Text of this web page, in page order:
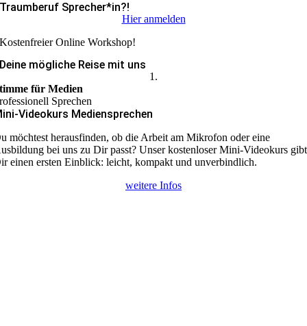
Traumberuf Sprecher*in?!
Hier anmelden
Kostenfreier Online Workshop!
Deine mögliche Reise mit uns
1.
für Medien
Sprechen
Videokurs Mediensprechen
möchtest herausfinden, ob die Arbeit am Mikrofon oder eine
bei uns zu Dir passt? Unser kostenloser Mini-Videokurs gibt
einen ersten Einblick: leicht, kompakt und unverbindlich.
weitere Infos